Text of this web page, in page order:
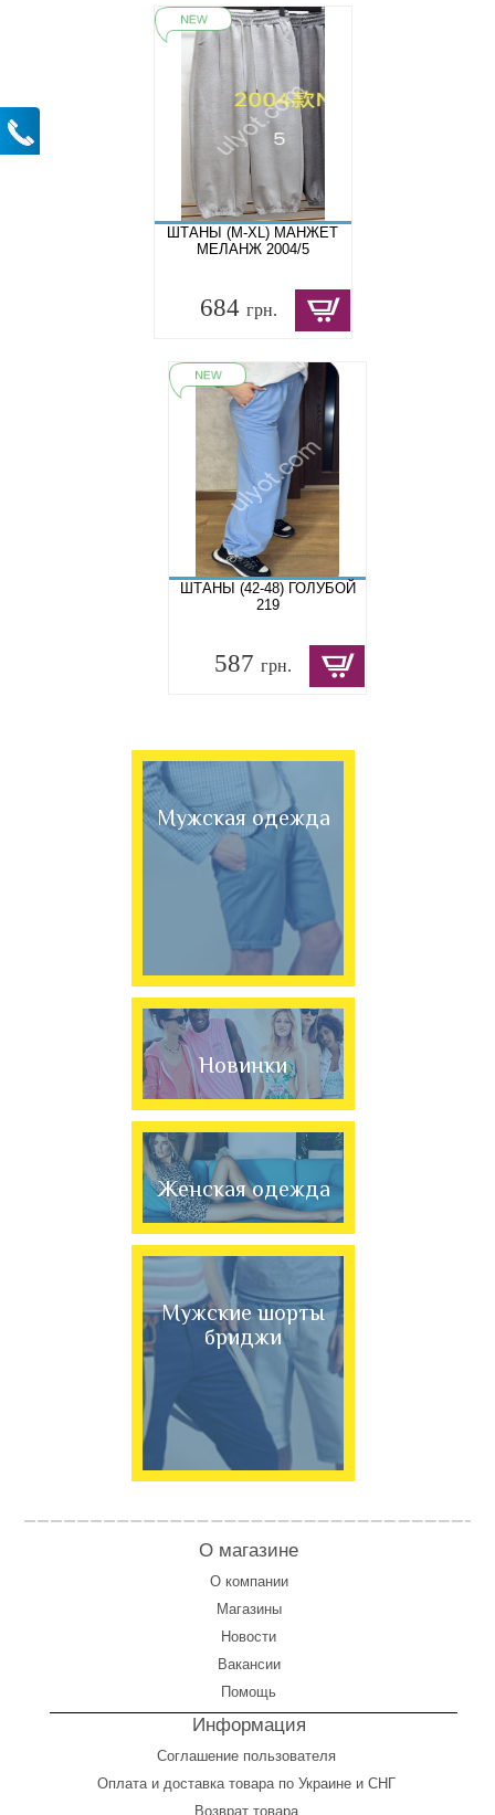
ШТАНЫ (M-XL) МАНЖЕТ
МЕЛАНЖ 2004/5
684 грн.
ШТАНЫ (42-48) ГОЛУБОЙ
219
587 грн.
Мужская одежда
Новинки
Женская одежда
Мужские шорты
бриджи
О магазине
О компании
Магазины
Новости
Вакансии
Помощь
Информация
Соглашение пользователя
Оплатаи доставка товара по Украине и СНГ
Возврат товара